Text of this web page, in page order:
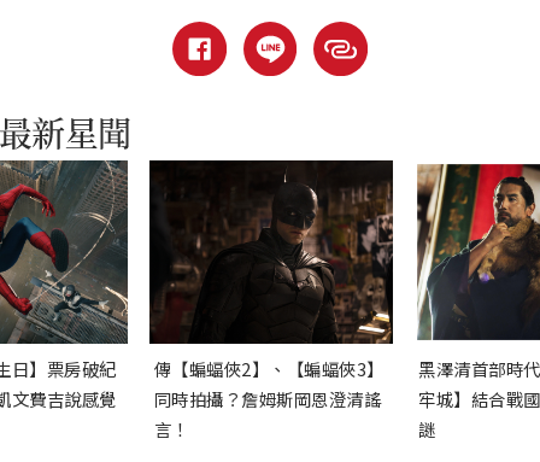
日】票房破紀
文費吉說感覺
傳【蝙蝠俠2】、【蝙蝠俠3】
同時拍攝？詹姆斯岡恩澄清謠
言！
黑澤清首部時
牢城】結合戰
謎